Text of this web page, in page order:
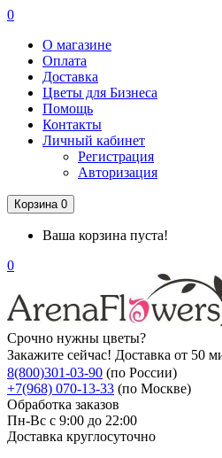
0
О магазине
Оплата
Доставка
Цветы для Бизнеса
Помощь
Контакты
Личный кабинет
Регистрация
Авторизация
Корзина 0
Ваша корзина пуста!
0
Срочно нужны цветы?
Закажите сейчас! Доставка от 50
8(800)301-03-90 (по России)
+7(968) 070-13-33 (по Москве)
Обработка заказов
Пн-Вс с 9:00 до 22:00
Доставка круглосуточно